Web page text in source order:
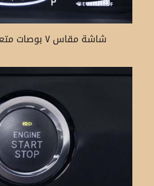
شاشة مقاس ٧ بوصات متعددة المعلومات